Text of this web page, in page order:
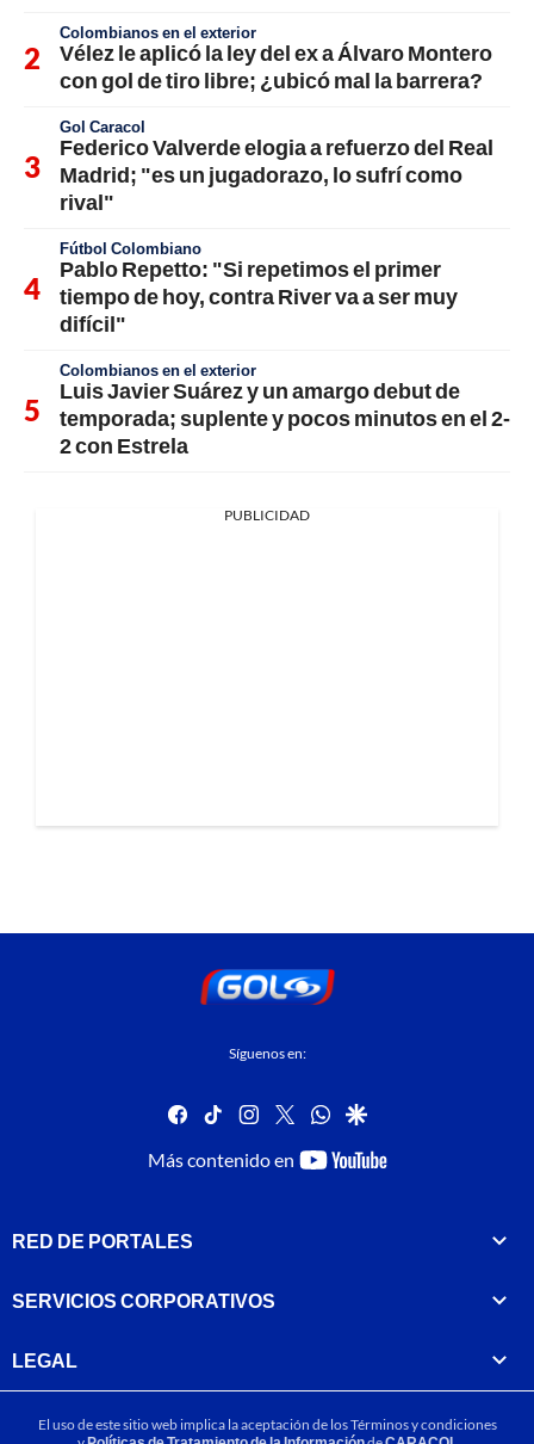
Colombianos en el exterior
Vélez le aplicó la ley del ex a Álvaro Montero
con gol de tiro libre; ¿ubicó mal la barrera?
Gol Caracol
Federico Valverde elogia a refuerzo del Real
Madrid; "es un jugadorazo, lo sufrí como
rival"
Fútbol Colombiano
Pablo Repetto: "Si repetimos el primer
tiempo de hoy, contra River va a ser muy
difícil"
Colombianos en el exterior
Luis Javier Suárez y un amargo debut de
temporada; suplente y pocos minutos en el 2-
2 con Estrela
PUBLICIDAD
Síguenos en:
facebook
tiktok instagram
twitterwhatsapp
google
Más contenido en
youtube-
RED DE PORTALES
SERVICIOS CORPORATIVOS
LEGAL
El uso de este sitio web implica la aceptación de losTérminos y condiciones